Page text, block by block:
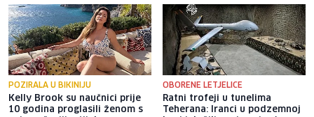
POZIRALA U BIKINIJU
Kelly Brook su naučnici prije
10 godina proglasili ženom s
OBORENE LETJELICE
Ratni trofeji u tunelima
Teherana: Iranci u podzemnoj